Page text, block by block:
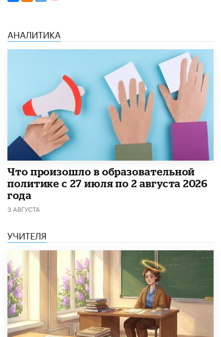
АНАЛИТИКА
​Что произошло в образовательной
политике с 27 июля по 2 августа 2026
года
3 АВГУСТА
УЧИТЕЛЯ